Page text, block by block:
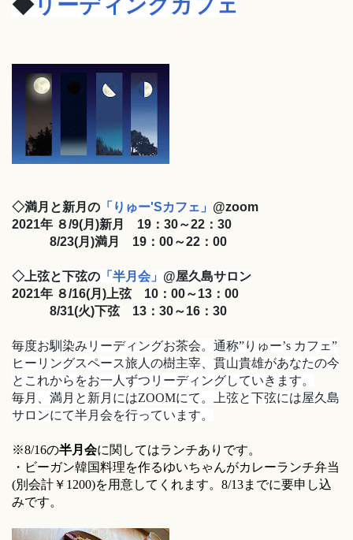
◇満月と新月の 「りゅー'Sカフェ」 @zoom
2021年 ８/9(月)新月 19：30～22：30
8/23(月)満月 19：00～22：00
◇上弦と下弦の 「半月会」 @屋久島サロン
2021年 ８/16(月)上弦 10：00～13：00
8/31(火)下弦 13：30～16：30
毎度お馴染みリーディングお茶会。 通称”りゅー’s カフェ”
ヒーリングスペース旅人の樹主宰、貫山貴雄があなたの今
とこれからをお一人ずつリーディングしていきます。
毎月、満月と新月にはZOOMにて。
上弦と下弦には屋久島
サロンにて半月会を行っています。
※8/16の半月会に関してはランチありです。
・ビーガン韓国料理を作るゆいちゃんがカレーランチ弁当
(別会計￥1200)を用意してくれます。8/13までに要申し込
みです。